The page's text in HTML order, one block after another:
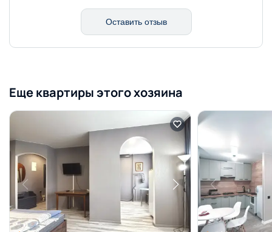
Оставить отзыв
Еще квартиры этого хозяина